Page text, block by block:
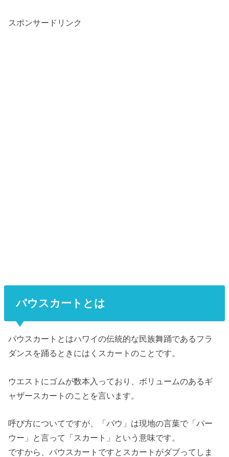
スポンサードリンク
パウスカートとは
パウスカートとはハワイの伝統的な民族舞踊であるフラ
ダンスを踊るときにはくスカートのことです。
ウエストにゴムが数本入っており、ボリュームのあるギ
ャザースカートのことを言います。
呼び方についてですが、「パウ」は現地の言葉で「パー
ウー」と言って「スカート」という意味です。
ですから、パウスカートですとスカートがダブってしま